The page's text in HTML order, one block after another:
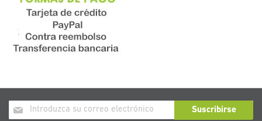
Inscríbase
a
Suscribirse